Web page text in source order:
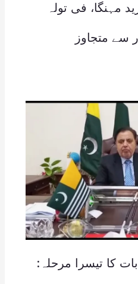
مہنگا، فی تولہ
کا تیسرا مرحلہ: